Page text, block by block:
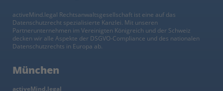
activeMind.legal Rechtsanwaltsgesellschaft ist eine auf das
Datenschutzrecht spezialisierte Kanzlei. Mit unseren
Partnerunternehmen im Vereinigten Königreich und der Schweiz
decken wir alle Aspekte der DSGVO-Compliance und des nationalen
Datenschutzrechts in Europa ab.
München
activeMind.legal